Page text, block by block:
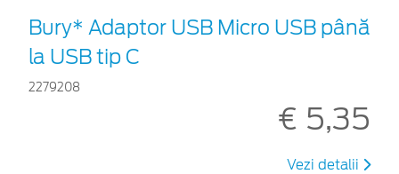
Bury* Adaptor USB Micro USB până
la USB tip C
2279208
€ 5,35
Vezi detalii